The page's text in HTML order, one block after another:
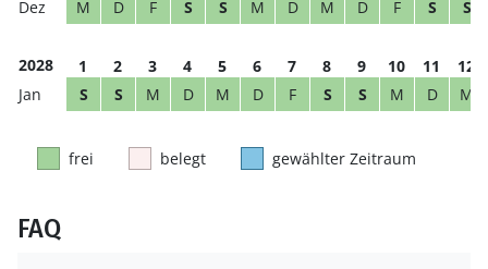
M D F S S M D M D F S S
2028 1 2 3 4 5 6 7 8 9 10 11
12
S
S M D M D F S S M D M
frei belegt gewählter Zeitraum
FAQ